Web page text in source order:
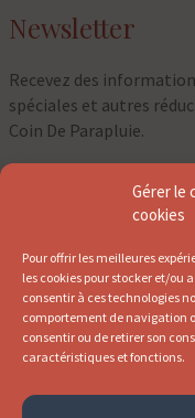
Gérer le
cookies
Pour offrir les meilleures
les cookies pour stocker et/ou
consentir à ces technologies
comportement de navigation
consentir ou de retirer son
caractéristiques et fonctions.
Newsletter
Recevez des
spéciales et autres
Coin De Parapluie.